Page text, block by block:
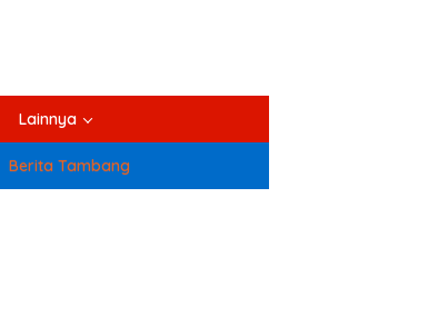
Lainnya
Berita Tambang